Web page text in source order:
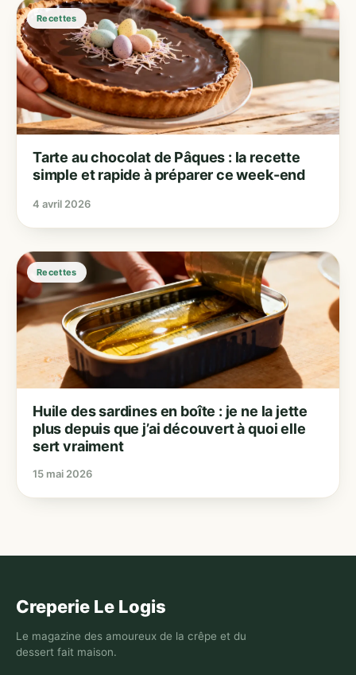
Recettes
Tarte au chocolat de Pâques : la recette
simple et rapide à préparer ce week-end
4 avril 2026
Recettes
Huile des sardines en boîte : je ne la jette
plus depuis que j’ai découvert à quoi elle
sert vraiment
15 mai 2026
Creperie Le Logis
Le magazine des amoureux de la crêpe et du
dessert fait maison.